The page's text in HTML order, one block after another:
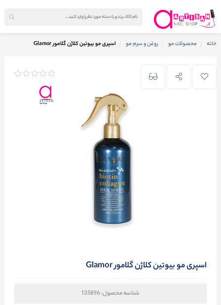
خانه محصولات مو روغن و سرم مو اسپری مو بیوتین کلاژن گلامور Glamor
اسپری مو بیوتین کلاژن گلامور Glamor
شناسه محصول: 135896